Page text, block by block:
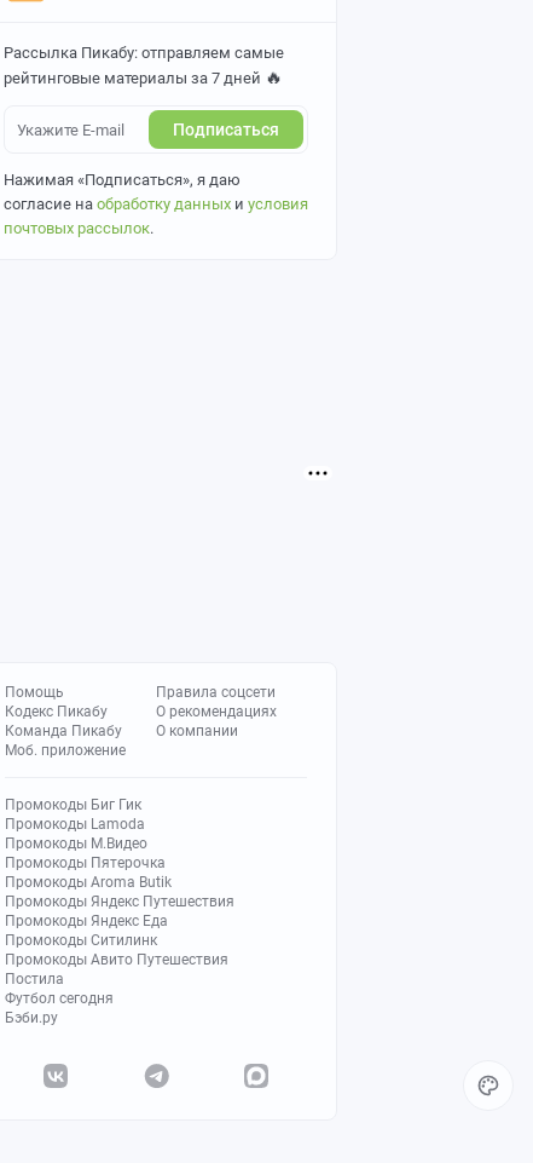
Рассылка Пикабу: отправляем самые
рейтинговые материалы за 7 дней 🔥
Подписаться
Нажимая «Подписаться», я даю
согласие на обработку данных и условия
почтовых рассылок.
Помощь
Кодекс Пикабу
Команда Пикабу
Моб. приложение
Правила соцсети
О рекомендациях
О компании
Промокоды Биг Гик
Промокоды Lamoda
Промокоды М.Видео
Промокоды Пятерочка
Промокоды Aroma Butik
Промокоды Яндекс Путешествия
Промокоды Яндекс Еда
Промокоды Ситилинк
Промокоды Авито Путешествия
Постила
Футбол сегодня
Бэби.ру